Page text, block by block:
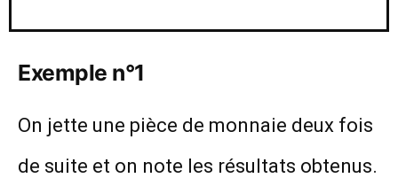
Exemple n°1
On jette une pièce de monnaie deux fois
de suite et on note les résultats obtenus.